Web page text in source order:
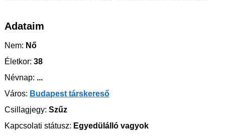
Adataim
Nem: Nő
Életkor: 38
Névnap: ...
Város: Budapest társkereső
Csillagjegy: Szűz
Kapcsolati státusz: Egyedülálló vagyok